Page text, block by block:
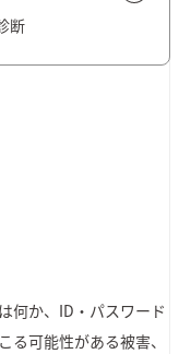
断
何か、ID・パスワード
る可能性がある被害、